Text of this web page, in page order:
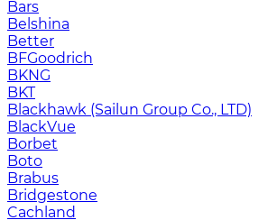
Bars
Belshina
Better
BFGoodrich
BKNG
BKT
Blackhawk (Sailun Group Co., LTD)
BlackVue
Borbet
Boto
Brabus
Bridgestone
Cachland